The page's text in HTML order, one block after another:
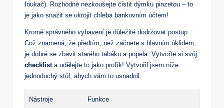
foukač). Rozhodně nezkoušejte čistit dýmku pinzetou – to
je jako snažit se ukrojit chleba bankovním účtem!
Kromě správného vybavení je důležité dodržovat postup.
Což znamená, že předtím, než začnete s hlavním úklidem,
je dobré se zbavit starého tabáku a popela. Vytvořte si svůj
checklista udělejte to jako profík! Vytvořil jsem níže
jednoduchý stůl, abych vám to usnadnil:
Nástroje Funkce